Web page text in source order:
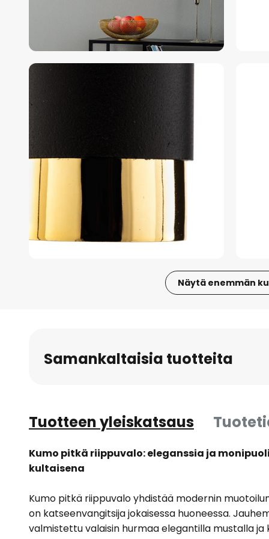
Näytä enemmän
Samankaltaisia tuotteita
Tuotteen yleiskatsaus
Kumo pitkä riippuvalo: eleganssia ja
kultaisena
Kumo pitkä riippuvalo yhdistää modernin
on katseenvangitsija jokaisessa huoneessa.
valmistettu valaisin hurmaa elegantilla mustalla ja